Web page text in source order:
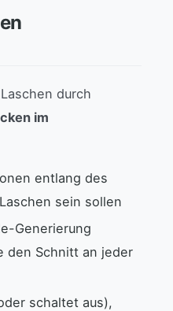
durch
im
entlang des
sein sollen
Generierung
den Schnitt an jeder
schaltet aus),